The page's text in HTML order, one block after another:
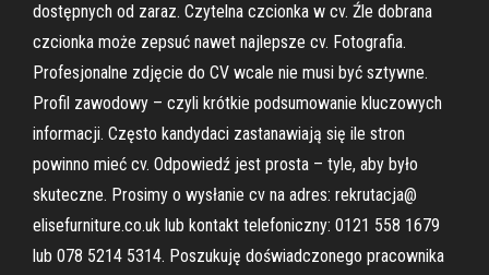
dostępnych od zaraz. Czytelna czcionka w cv. Źle dobrana
czcionka może zepsuć nawet najlepsze cv. Fotografia.
Profesjonalne zdjęcie do CV wcale nie musi być sztywne.
Profil zawodowy – czyli krótkie podsumowanie kluczowych
informacji. Często kandydaci zastanawiają się ile stron
powinno mieć cv. Odpowiedź jest prosta – tyle, aby było
skuteczne. Prosimy o wysłanie cv na adres: rekrutacja@
elisefurniture.co.uk lub kontakt telefoniczny: 0121 558 1679
lub 078 5214 5314. Poszukuję doświadczonego pracownika